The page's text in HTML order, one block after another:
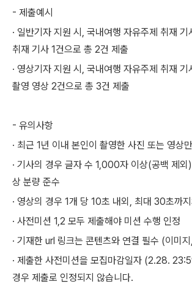
- 제출예시
· 일반기자 지원 시, 국내여행 자유주제 취재
취재 기사 1건으로 총 2건 제출
· 영상기자 지원 시, 국내여행 자유주제 취재 기
촬영 영상 2건으로 총 3건 제출
- 유의사항
· 최근 1년 이내 본인이 촬영한 사진 또는 영상
· 기사의 경우 글자 수 1,000자 이상(공백 제외
상 분량 준수
· 영상의 경우 1개 당 10초 내외, 최대 30초까
· 사전미션 1,2 모두 제출해야 미션 수행 인정
· 기재한 url 링크는 콘텐츠와 연결 필수 (이미
· 제출한 사전미션을 모집마감일자 (2.28.
경우 제출로 인정되지 않습니다.